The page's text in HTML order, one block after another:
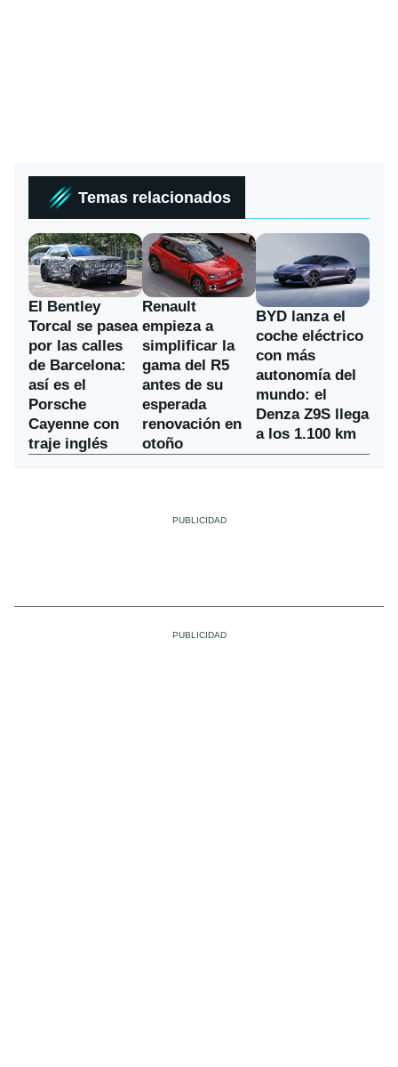
Temas relacionados
El Bentley
Torcal se pasea
por las calles
de Barcelona:
así es el
Porsche
Cayenne con
traje inglés
Renault
empieza a
simplificar la
gama del R5
antes de su
esperada
renovación en
otoño
BYD lanza el
coche eléctrico
con más
autonomía del
mundo: el
Denza Z9S llega
a los 1.100 km